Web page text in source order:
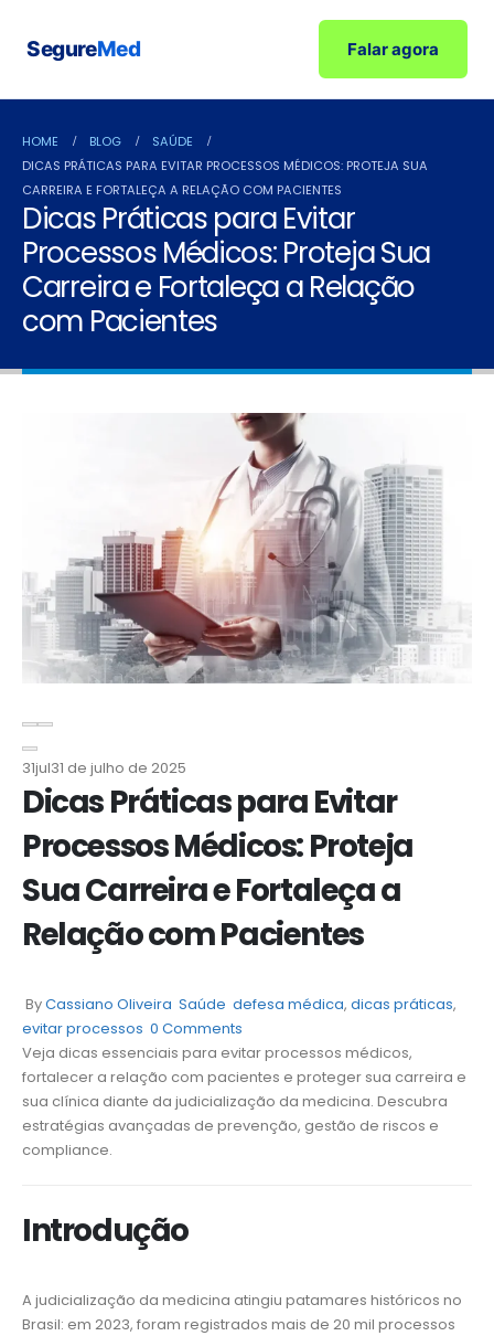
SegureMed Falar agora
HOME BLOG
SAÚDE
DICAS PRÁTICAS PARA EVITAR PROCESSOS MÉDICOS: PROTEJA SUA
CARREIRA E FORTALEÇA A RELAÇÃO COM PACIENTES
Dicas Práticas para Evitar
Processos Médicos: Proteja Sua
Carreira e Fortaleça a Relação
com Pacientes
31jul31 de julho de 2025
Dicas Práticas para Evitar
Processos Médicos: Proteja
Sua Carreira e Fortaleça a
Relação com Pacientes
ByCassiano Oliveira Saúde defesa médica, dicas práticas,
evitar processos 0 Comments
Veja dicas essenciais para evitar processos médicos,
fortalecer a relação com pacientes e proteger sua carreira e
sua clínica diante da judicialização da medicina. Descubra
estratégias avançadas de prevenção, gestão de riscos e
compliance.
Introdução
A judicialização da medicina atingiu patamares históricos no
Brasil: em 2023, foram registrados mais de 20 mil processos